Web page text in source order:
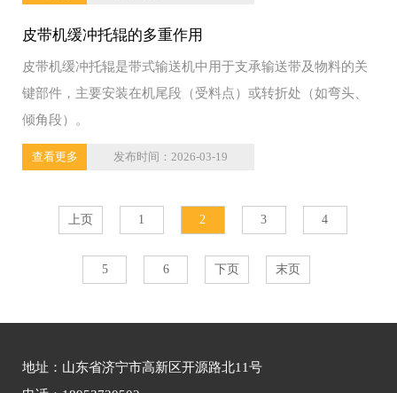
皮带机缓冲托辊的多重作用
皮带机缓冲托辊是带式输送机中用于支承输送带及物料的关
键部件，主要安装在机尾段（受料点）或转折处（如弯头、
倾角段）。
查看更多 发布时间：2026-03-19
上页 1 2 3 4
5 6 下页 末页
地址：山东省济宁市高新区开源路北11号